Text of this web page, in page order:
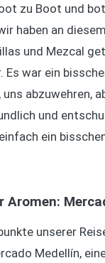
zu Boot und
haben an
und Mezcal
Es war ein
abzuwehren,
und
ein
Aromen:
unserer
Medellín,